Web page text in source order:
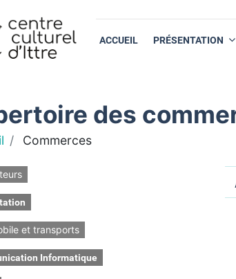
ACCUEIL PRÉSENTATION
des
Commerces
et transports
Informatique